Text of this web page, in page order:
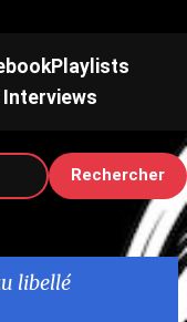
Playlists
Rechercher
libellé